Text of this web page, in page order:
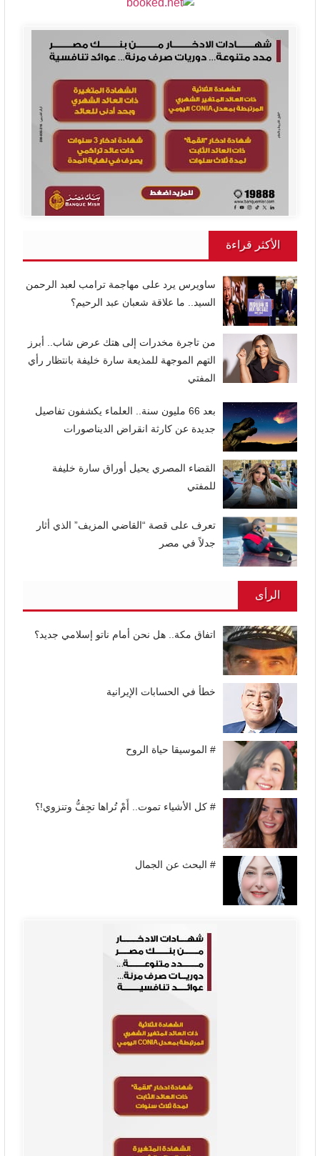
الأكثر قراءة
ساويرس يرد على مهاجمة ترامب لعبد الرحمن
السيد.. ما علاقة شعبان عبد الرحيم؟
من تاجرة مخدرات إلى هتك عرض شاب.. أبرز
التهم الموجهة للمذيعة سارة خليفة بانتظار رأي
المفتي
بعد 66 مليون سنة.. العلماء يكشفون تفاصيل
جديدة عن كارثة انقراض الديناصورات
القضاء المصري يحيل أوراق سارة خليفة
للمفتي
تعرف على قصة “القاضي المزيف” الذي أثار
جدلاً في مصر
الرأى
اتفاق مكة.. هل نحن أمام ناتو إسلامي جديد؟
خطأ في الحسابات الإيرانية
# الموسيقا حياة الروح
# كل الأشياء تموت.. أَمْ تُراها تجِفُّ وتنزوي!؟
# البحث عن الجمال